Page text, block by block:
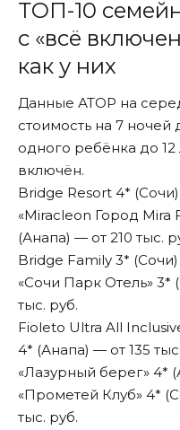
ТОП-10
с «всё
как у них
Данные АТОР на
стоимость на 7 ночей
одного ребёнка до
включён.
Bridge Resort 4*
«Miracleon Город Mira
(Анапа) — от 210 тыс.
Bridge Family 3*
«Сочи Парк Отель» 3*
тыс. руб.
Fioleto Ultra All
4* (Анапа) — от 135
«Лазурный берег» 4*
«Прометей Клуб» 4*
тыс. руб.